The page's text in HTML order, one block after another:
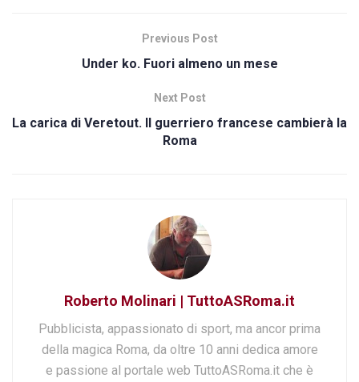
Previous Post
Under ko. Fuori almeno un mese
Next Post
La carica di Veretout. Il guerriero francese cambierà la
Roma
Roberto Molinari | TuttoASRoma.it
Pubblicista, appassionato di sport, ma ancor prima
della magica Roma, da oltre 10 anni dedica amore
e passione al portale web TuttoASRoma.it che è